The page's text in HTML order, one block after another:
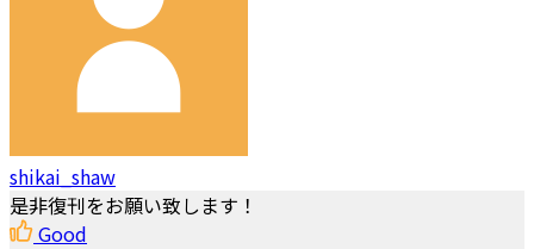
shikai_shaw
是非復刊をお願い致します！
Good